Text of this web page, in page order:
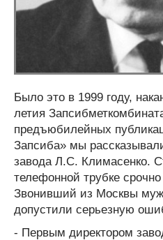
Было это в 1999 году,
летия
предъюбилейных
Запсиба» мы
завода Л.С. Климасенко.
телефонной трубке
Звонивший из Москвы
допустили серьезную
- Первым директором